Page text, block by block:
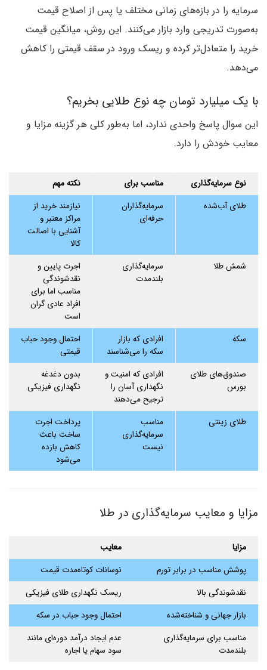
سرمایه را در بازه‌های زمانی مختلف یا پس از اصلاح قیمت
به‌صورت تدریجی وارد بازار می‌کنند. این روش، میانگین قیمت
خرید را متعادل‌تر کرده و ریسک ورود در سقف قیمتی را کاهش
می‌دهد.
با یک میلیارد تومان چه نوع طلایی بخریم؟
این سوال پاسخ واحدی ندارد، اما به‌طور کلی هر گزینه مزایا و
معایب خودش را دارد.
نوع سرمایه‌گذاری مناسب برای
نکته مهم
طلای آب‌شده
سرمایه‌گذاران
حرفه‌ای
نیازمند خرید از
مراکز معتبر و
آشنایی با اصالت
کالا
شمش طلا
سرمایه‌گذاری
بلندمدت
اجرت پایین و
نقدشوندگی
مناسب اما برای
افراد عادی گران
است
سکه
افرادی که بازار
سکه را می‌شناسند
احتمال وجود حباب
قیمتی
صندوق‌های طلای
بورس
افرادی که امنیت و
نگهداری آسان را
ترجیح می‌دهند
بدون دغدغه
نگهداری فیزیکی
طلای زینتی
مناسب
سرمایه‌گذاری
نیست
پرداخت اجرت
ساخت باعث
کاهش بازده
می‌شود
مزایا و معایب سرمایه‌گذاری در طلا
مزایا
معایب
پوشش مناسب در برابر تورم
نوسانات کوتاه‌مدت قیمت
نقدشوندگی بالا
ریسک نگهداری طلای فیزیکی
بازار جهانی و شناخته‌شده
احتمال وجود حباب در سکه
مناسب برای سرمایه‌گذاری
بلندمدت
عدم ایجاد درآمد دوره‌ای مانند
سود سهام یا اجاره